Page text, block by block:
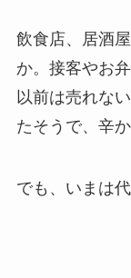
飲食店、居酒
か。接客やお
以前は売れな
たそう で、辛
でも、いまは